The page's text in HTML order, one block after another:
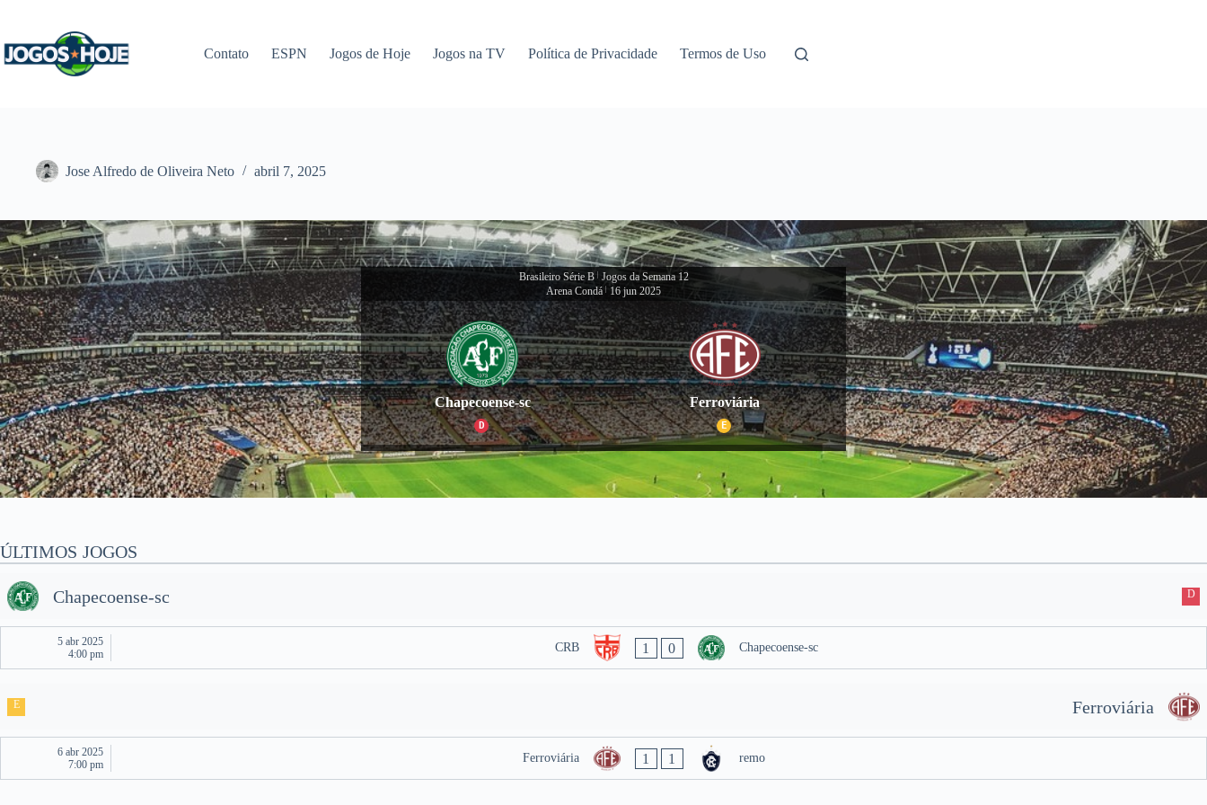
conteúdo
Contato ESPN Jogos de Hoje Jogos na TV Política de Privacidade Termos de Uso
Jose Alfredo de Oliveira Neto abril 7, 2025
Brasileiro Série B
Jogos da Semana 12
Arena Condá
16 jun 2025
Chapecoense-sc
D
Ferroviária
E
ÚLTIMOS JOGOS
Chapecoense-sc D
5 abr 2025
4:00 pm
CRB 1 0 Chapecoense-sc
Ferroviária
E
6 abr 2025
7:00 pm
Ferroviária 1 1 remo